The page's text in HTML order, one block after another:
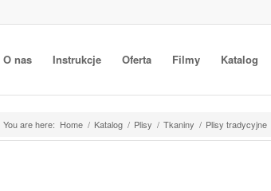
O nas Instrukcje Oferta Filmy Katalog
You are here: Home / Katalog / Plisy / Tkaniny / Plisy tradycyjne